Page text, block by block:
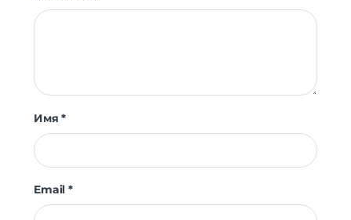
Имя*
Email*